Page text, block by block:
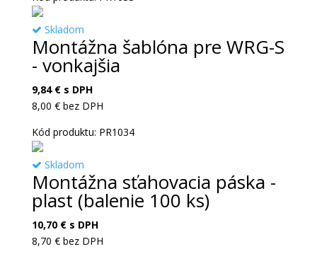
Skladom
Montážna šablóna pre WRG-S
- vonkajšia
9,84 €s DPH
8,00 €bez DPH
Kód produktu: PR1034
Skladom
Montážna sťahovacia páska -
plast (balenie 100 ks)
10,70 €s DPH
8,70 €bez DPH